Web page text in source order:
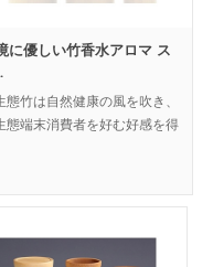
に優しい竹香水アロマ ス
態竹は自然健康の風を吹き、
態端末消費者を好む好感を得